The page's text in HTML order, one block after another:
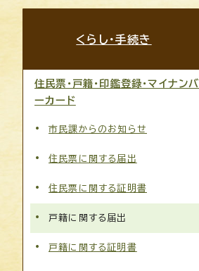
くらし・手続き
住民票・戸籍・印鑑登録・マイナンバ
ーカード
市民課からのお知らせ
住民票に関する届出
住民票に関する証明書
戸籍に関する届出
戸籍に関する証明書